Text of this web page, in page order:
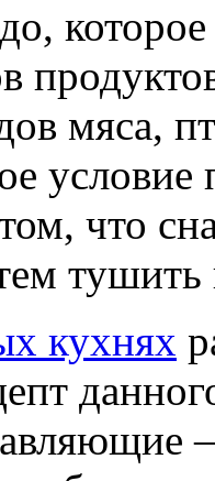
мяса,
условие
что
тушить
кухнях